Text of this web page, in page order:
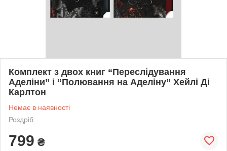
Комплект з двох книг “Переслідування
Аделіни” і “Полювання на Аделіну” Хейлі Ді
Карлтон
Немає в наявності
Роздріб
799 ₴